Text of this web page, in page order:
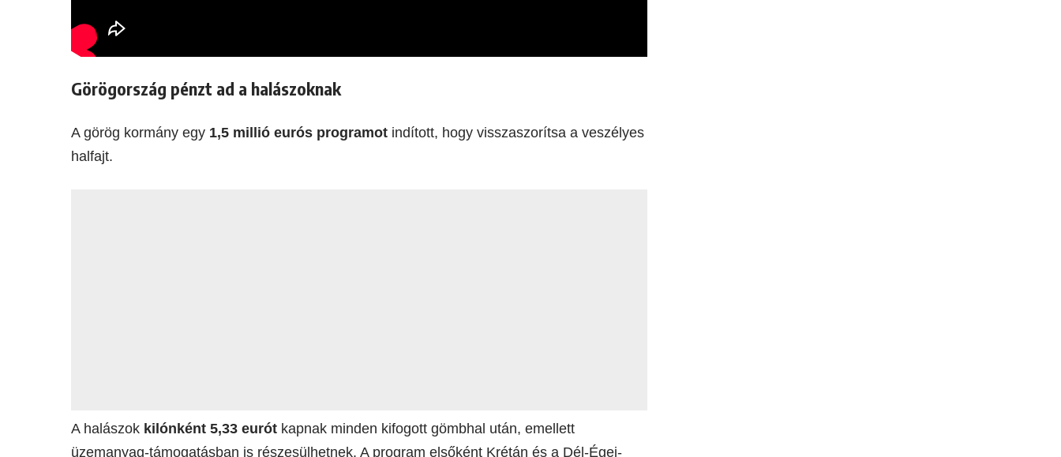
Görögország pénzt ad a halászoknak
A görög kormány egy 1,5 millió eurós programot indított, hogy visszaszorítsa a veszélyes
halfajt.
A halászok kilónként 5,33 eurót kapnak minden kifogott gömbhal után, emellett
üzemanyag-támogatásban is részesülhetnek. A program elsőként Krétán és a Dél-Égei-